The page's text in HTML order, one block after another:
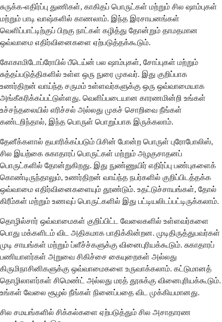
சுருக்க-எதிர்ப்பு துணிகள், காகிதப் பொருட்கள் மற்றும் சில ஷாம்புகள்
மற்றும் பாடி வாஷ்களில் காணலாம். இந்த இரசாயனங்கள்
வெளிப்பாட்டிற்குப் பிறகு நாட்கள் கழித்து தோன்றும் தாமதமான
ஒவ்வாமை எதிர்வினைகளை ஏற்படுத்தக்கூடும்.
கோகாமிடோப்ரோபில் பீடெய்ன் பல ஷாம்புகள், சோப்புகள் மற்றும்
சுத்தப்படுத்திகளில் உள்ள ஒரு நுரை முகவர். இது குறிப்பாக
உணர்திறன் வாய்ந்த சருமம் உள்ளவர்களுக்கு ஒரு ஒவ்வாமையாக
அங்கீகரிக்கப்பட்டுள்ளது. வெளிப்படையான காரணமின்றி உங்கள்
உச்சந்தலையில் எரிச்சல் அல்லது முகச் சொறிவை நீங்கள்
கண்டறிந்தால், இந்த பொருள் பொறுப்பாக இருக்கலாம்.
தேனீக்களால் தயாரிக்கப்படும் பிசின் போன்ற பொருள் புரோபோலிஸ்,
சில இயற்கை சுகாதாரப் பொருட்கள் மற்றும் அழகுசாதனப்
பொருட்களில் தோன்றுகிறது. இது நுண்ணுயிர் எதிர்ப்பு பண்புகளைக்
கொண்டிருந்தாலும், உணர்திறன் வாய்ந்த நபர்களில் குறிப்பிடத்தக்க
ஒவ்வாமை எதிர்வினைகளையும் தூண்டும். உதட்டுச்சாயங்கள், தோல்
கிரீம்கள் மற்றும் உணவுப் பொருட்களில் இது பட்டியலிடப்பட்டிருக்கலாம்.
தொழில்சார் ஒவ்வாமைகள் குறிப்பிட்ட வேலைகளில் உள்ளவர்களை
பொது மக்களிடம் விட அதிகமாக பாதிக்கின்றன. முடிதிருத்துபவர்கள்
முடி சாயங்கள் மற்றும் ப்ளீச்ச்களுக்கு வினைபுரியக்கூடும். சுகாதாரப்
பணியாளர்கள் அறுவை சிகிச்சை கையுறைகள் அல்லது
கிருமிநாசினிகளுக்கு ஒவ்வாமைகளை உருவாக்கலாம். கட்டுமானத்
தொழிலாளர்கள் சிமெண்ட் அல்லது மரத் தூசுக்கு வினைபுரியக்கூடும்.
உங்கள் வேலை சூழல் நீங்கள் நினைப்பதை விட முக்கியமானது.
சில சமயங்களில் சிக்கல்களை ஏற்படுத்தும் சில அசாதாரண